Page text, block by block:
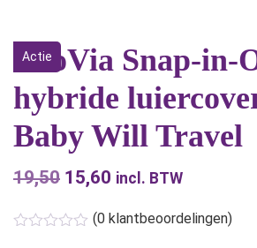
Onze merken
Hoe begin ik?
Actie
GroVia Snap-in-
hybride
Baby Will Travel
19,50 Oorspronkelijke
was:
15,60 Huidige
incl. BTW
(0 klantbeoordelingen)